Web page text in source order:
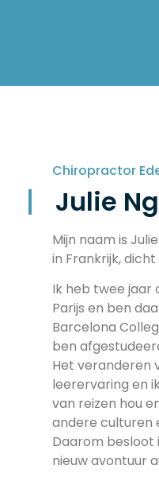
Chiropractor
Julie
Mijn naam is
in Frankrijk, dicht
Ik heb twee jaar
Parijs en ben
Barcelona
ben
Het veranderen
leerervaring en
van reizen hou
andere culturen
Daarom besloot
nieuw avontuur